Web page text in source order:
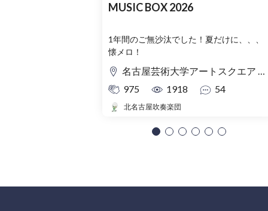
MUSIC BOX 2026
1年間のご無沙汰でした！夏だけに、、、
懐メロ！
名古屋芸術大学アートスクエア 大ホール
975
1918 54
北名古屋吹奏楽団